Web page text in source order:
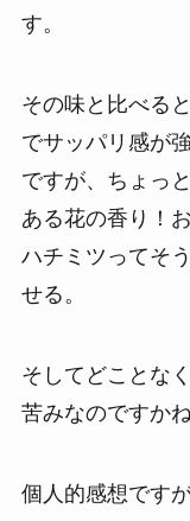
す。
その味と比べる
でサッパリ感が強
ですが、ちょっ
ある花の香り！
ハチミツってそ
せる。
そしてどことな
苦みなのですかね
個人的感想です